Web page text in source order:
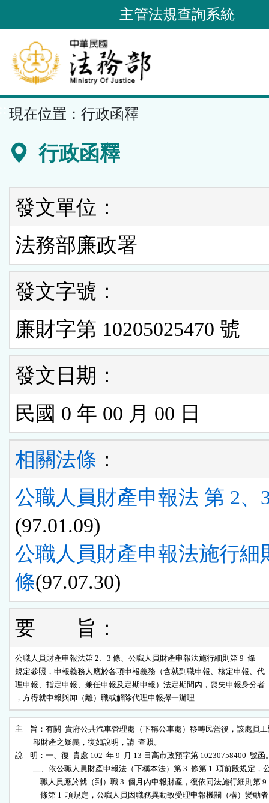
到
要
內
容
區
主管法規查詢系統
現在位置： 行政函釋
行政函釋
發文單位：
法務部廉政署
發文字號：
廉財字第 10205025470 號
發文日期：
民國 0 年 00 月 00 日
相關法條 ：
公職人員財產申報法 第 2、
(97.01.09)
公職人員財產申報法施行細
條(97.07.30)
要 旨：
公職人員財產申報法第 2、3 條、公職人員財產申報法施行細則第 9  條
規定參照，申報義務人應於各項申報義務（含就到職申報、核定申報、代
理申報、指定申報、兼任申報及定期申報）法定期間內，喪失申報身分者
，方得就申報與卸（離）職或解除代理申報擇一辦理
主    旨：有關  貴府公共汽車管理處（下稱公車處）移轉民營後，該處員
          報財產之疑義，復如說明，請  查照。
說    明：一、復  貴處 102  年 9  月 13 日高市政預字第 10230758400  號函
二、依公職人員財產申報法（下稱本法）第 3  條第 1  項前段規定，
              職人員應於就（到）職 3  個月內申報財產，復依同法施行細則第 9
              條第 1  項規定，公職人員因職務異動致受理申報機關（構）變動者